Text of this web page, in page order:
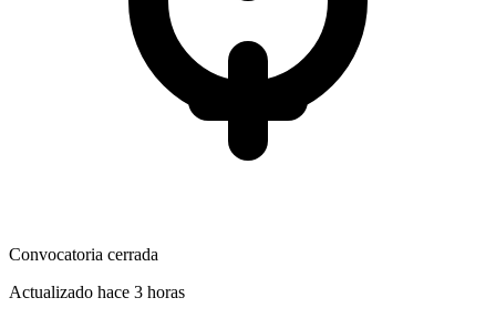
Convocatoria cerrada
Actualizado hace 3 horas